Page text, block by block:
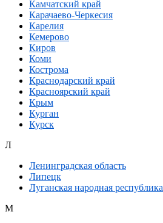
Камчатский край
Карачаево-Черкесия
Карелия
Кемерово
Киров
Коми
Кострома
Краснодарский край
Красноярский край
Крым
Курган
Курск
Л
Ленинградская область
Липецк
Луганская народная республика
М